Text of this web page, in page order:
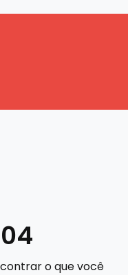
o que você